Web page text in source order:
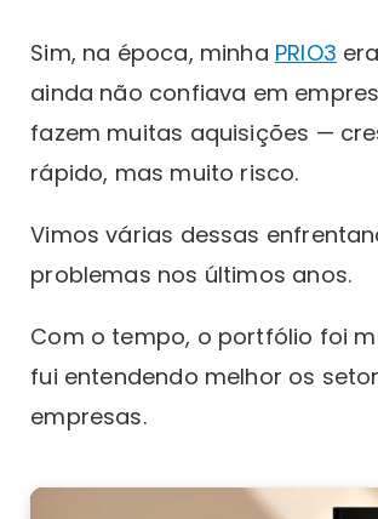
Sim, na época, minha PRIO3
ainda não confiava em
fazem muitas aquisições —
rápido, mas muito risco.
Vimos várias dessas
problemas nos últimos anos.
Com o tempo, o portfólio foi
fui entendendo melhor os
empresas.